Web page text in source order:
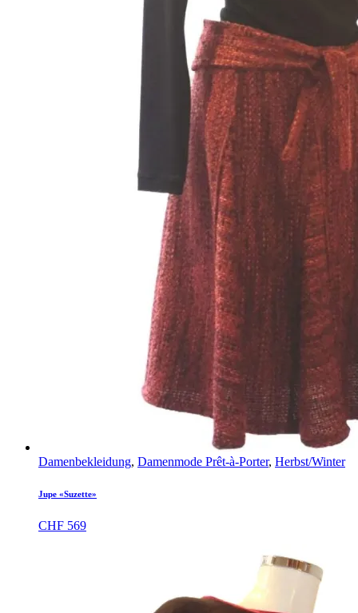
Damenbekleidung, Damenmode Prêt-à-Porter, Herbst/Winter
Jupe «Suzette»
CHF 569